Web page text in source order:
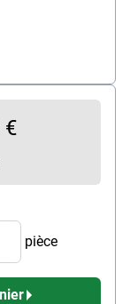
€
pièce